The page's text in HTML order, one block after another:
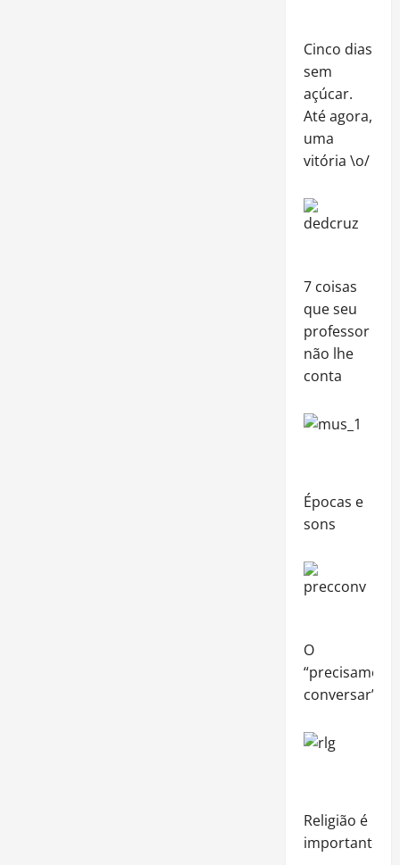
Cinco dias
sem
açúcar.
Até agora,
uma
vitória \o/
7 coisas
que seu
professor
não lhe
conta
Épocas e
sons
O
“precisamos
conversar”
Religião é
importante?